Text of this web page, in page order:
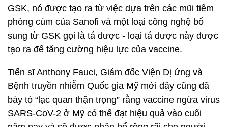
GSK, nó được tạo ra từ việc dựa trên các mũi tiêm
phòng cúm của Sanofi và một loại công nghệ bổ
sung từ GSK gọi là tá dược - loại tá dược này được
tạo ra để tăng cường hiệu lực của vaccine.
Tiến sĩ Anthony Fauci, Giám đốc Viện Dị ứng và
Bệnh truyền nhiễm Quốc gia Mỹ mới đây cũng đã
bày tỏ “lạc quan thận trọng” rằng vaccine ngừa virus
SARS-CoV-2 ở Mỹ có thể đạt hiệu quả vào cuối